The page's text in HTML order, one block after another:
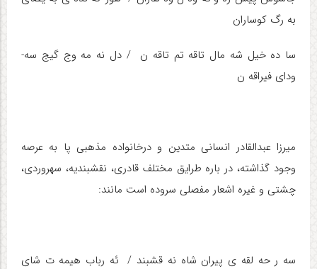
به ­رگ کوساران
سا ده ­خیل شه­ مال تاقه­ تم تاقه­ ن / دل نه مه­ وج گیج سه­
ودای فیراقه ­ن
میرزا عبدالقادر انسانی متدین و درخانواده مذهبی پا به عرصه
وجود گذاشته، در باره طرایق مختلف قادری، نقشبندیه، سهروردی،
چشتی و غیره اشعار مفصلی سروده است مانند:
سه­ ر حه­ لقه­ ی پیران شاه نه­ قشبند / ئه ­ر­با­ب هیمه­ ت شای